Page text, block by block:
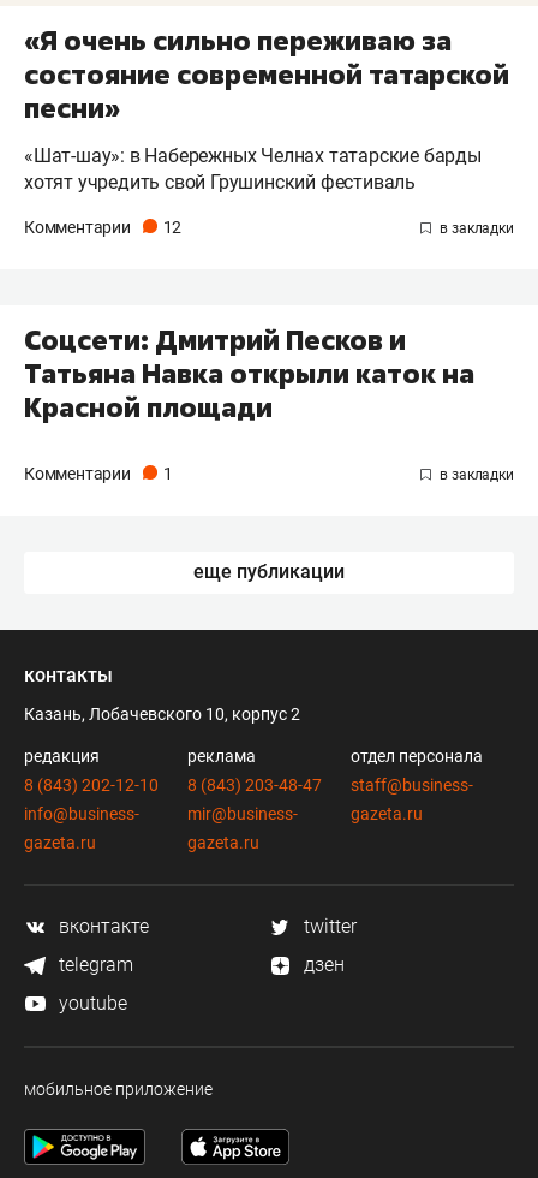
«Я очень сильно переживаю за
состояние современной татарской
песни»
«Шат-шау»: в Набережных Челнах татарские барды
хотят учредить свой Грушинский фестиваль
Комментарии 12
Соцсети: Дмитрий Песков и
Татьяна Навка открыли каток на
Красной площади
Комментарии 1
еще публикации
контакты
Казань, Лобачевского 10, корпус 2
редакция
8 (843) 202-12-10
info@business-
gazeta.ru
реклама
8 (843) 203-48-47
mir@business-
gazeta.ru
отдел персонала
staff@business-
gazeta.ru
вконтакте
twitter
telegram
дзен
youtube
мобильное приложение